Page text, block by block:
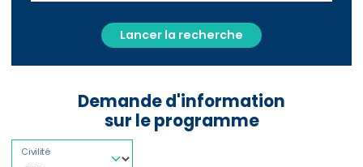
Lancer la recherche
Demande d'information
sur le programme
Civilité